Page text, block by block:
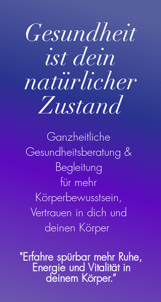
Gesundheit
ist dein
natürlicher
Zustand
Ganzheitliche
Gesundheitsberatung &
Begleitung
für mehr
Körperbewusstsein,
Vertrauen in dich und
deinen Körper
"Erfahre spürbar mehr Ruhe,
Energie und Vitalität in
deinem Körper.“